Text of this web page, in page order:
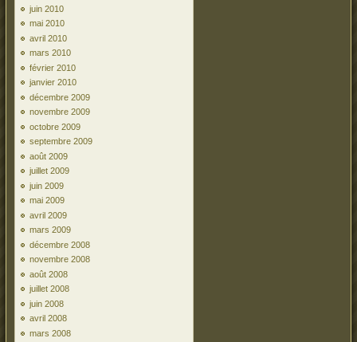
juin 2010
mai 2010
avril 2010
mars 2010
février 2010
janvier 2010
décembre 2009
novembre 2009
octobre 2009
septembre 2009
août 2009
juillet 2009
juin 2009
mai 2009
avril 2009
mars 2009
décembre 2008
novembre 2008
août 2008
juillet 2008
juin 2008
avril 2008
mars 2008